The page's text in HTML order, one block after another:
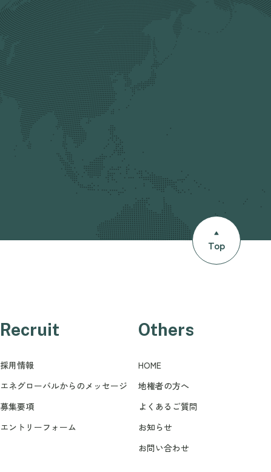
Recruit
採用情報
エネグローバルからのメッセージ
募集要項
エントリーフォーム
Others
HOME
地権者の方へ
よくあるご質問
お知らせ
お問い合わせ
Top